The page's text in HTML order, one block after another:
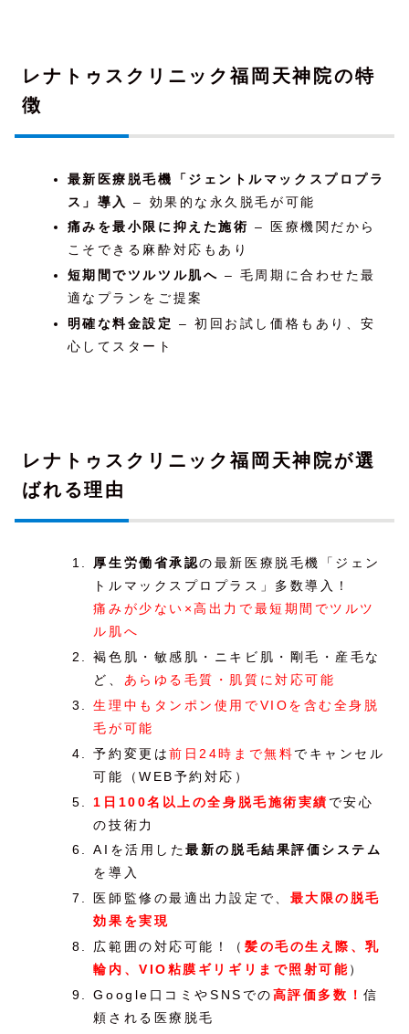
レナトゥスクリニック福岡天神院の特
徴
最新医療脱毛機「ジェントルマックスプロプラ
ス」導入
– 効果的な永久脱毛が可能
痛みを最小限に抑えた施術 – 医療機関だから
こそできる麻酔対応もあり
短期間でツルツル肌へ – 毛周期に合わせた最
適なプランをご提案
明確な料金設定
– 初回お試し価格もあり、安
心してスタート
レナトゥスクリニック福岡天神院が選
ばれる理由
厚生労働省承認の最新医療脱毛機「ジェン
トルマックスプロプラス」多数導入！
痛みが少ない×高出力で最短期間でツルツ
ル肌へ
褐色肌・敏感肌・ニキビ肌・剛毛・産毛な
ど、 あらゆる毛質・肌質に対応可能
生理中もタンポン使用でVIOを含む全身脱
毛が可能
予約変更は前日24時まで無料でキャンセル
可能（WEB予約対応）
1日100名以上の全身脱毛施術実績 で安心
の技術力
AIを活用した最新の脱毛結果評価システム
を導入
医師監修の最適出力設定で、 最大限の脱毛
効果を実現
広範囲の対応可能！（ 髪の毛の生え際、乳
輪内、VIO粘膜ギリギリまで照射可能）
Google口コミやSNSでの高評価多数！信
頼される医療脱毛